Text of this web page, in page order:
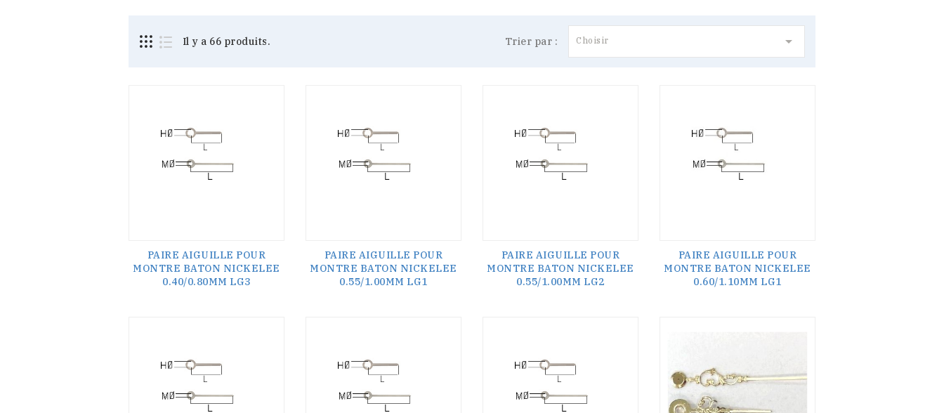
Il y a 66 produits. Trier par : Choisir 
PAIRE AIGUILLE POUR
MONTRE BATON NICKELEE
0.40/0.80MM LG3
PAIRE AIGUILLE POUR
MONTRE BATON NICKELEE
0.55/1.00MM LG1
PAIRE AIGUILLE POUR
MONTRE BATON NICKELEE
0.55/1.00MM LG2
PAIRE AIGUILLE POUR
MONTRE BATON NICKELEE
0.60/1.10MM LG1